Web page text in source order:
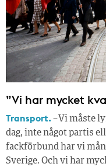
”Vi har mycket
Transport.– Vi måste
dag, inte något partis
fackförbund har vi
Sverige. Och vi har